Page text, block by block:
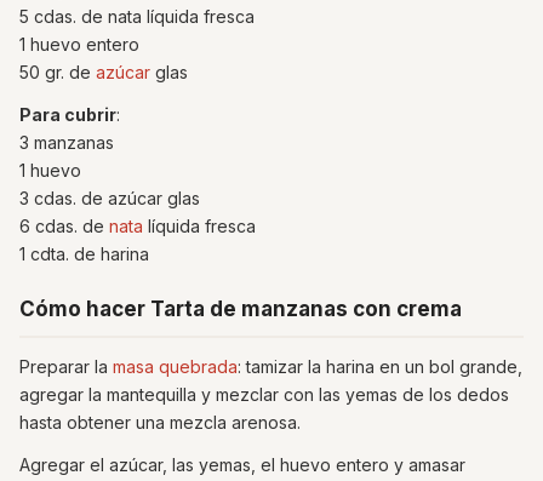
5 cdas. de nata líquida fresca
1 huevo entero
50 gr. de azúcar glas
Para cubrir:
3 manzanas
1 huevo
3 cdas. de azúcar glas
6 cdas. de nata líquida fresca
1 cdta. de harina
Cómo hacer Tarta de manzanas con crema
Preparar la masa quebrada: tamizar la harina en un bol grande,
agregar la mantequilla y mezclar con las yemas de los dedos
hasta obtener una mezcla arenosa.
Agregar el azúcar, las yemas, el huevo entero y amasar